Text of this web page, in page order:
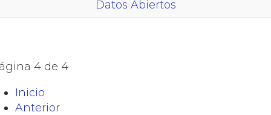
Datos Abiertos
4 de 4
Inicio
Anterior